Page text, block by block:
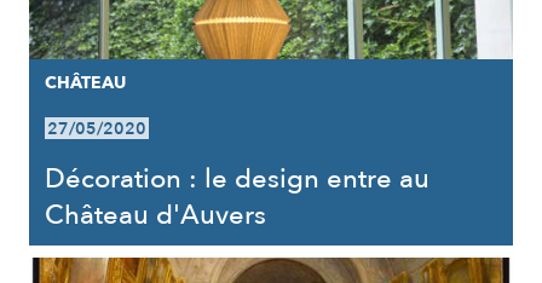
CHÂTEAU
27/05/2020
Décoration : le design entre au
Château d'Auvers